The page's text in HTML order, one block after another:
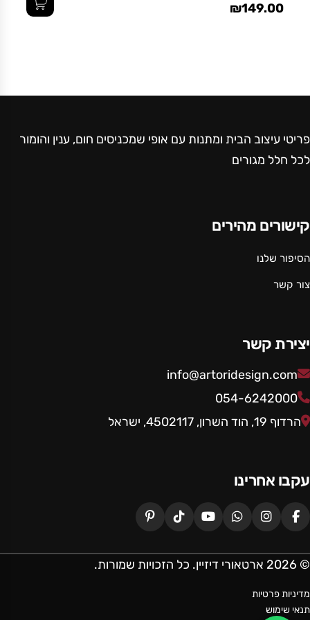
₪149.00
פריטי עיצוב הבית ומתנות עם אופי שמכניסים חום, ענין והומור
לכל חלל מגורים
קישורים מהירים
הסיפור שלנו
צור קשר
יצירת קשר
info@artoridesign.com
054-6242000
הרדוף 19, הוד השרון, 4502117, ישראל
עקבו אחרינו
© 2026 ארטאורי דיזיין. כל הזכויות שמורות.
מדיניות פרטיות
תנאי שימוש